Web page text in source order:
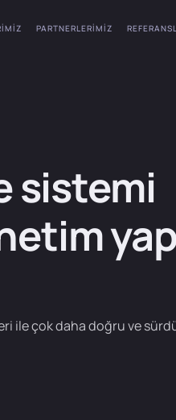
PARTNERLERIMIZ
sistemi
ile çok daha doğru ve